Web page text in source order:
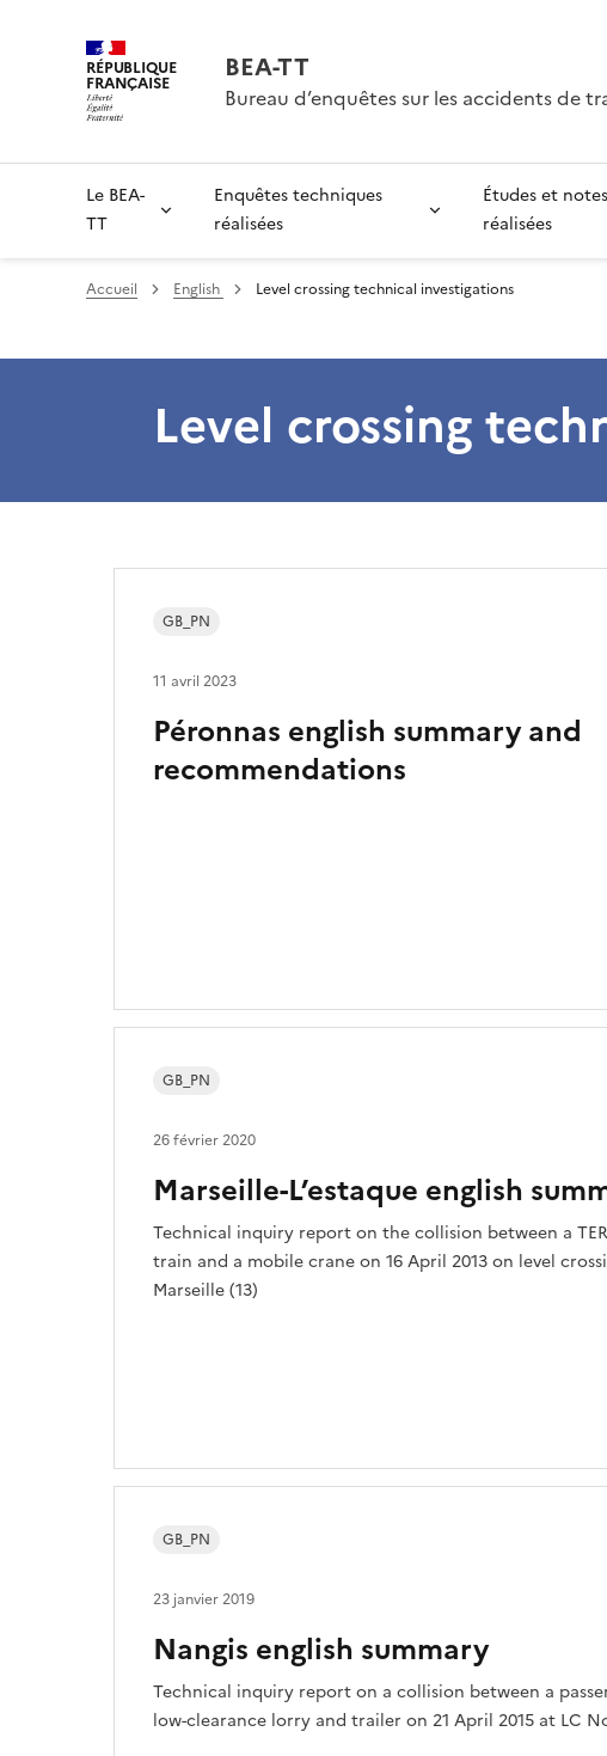
RÉPUBLIQUE
FRANÇAISE BEA-TT
Bureau d’enquêtes sur les accidents de
Le BEA-
TT
Enquêtes techniques
réalisées
Études et
réalisées
Accueil English Level crossing technical investigations
Level crossing
Péronnas english summary and
recommendations
GB_PN
11 avril 2023
Marseille-L’estaque english
Technical inquiry report on the collision between a
train and a mobile crane on 16 April 2013 on level
Marseille (13)
GB_PN
26 février 2020
Nangis english summary
Technical inquiry report on a collision between a
low-clearance lorry and trailer on 21 April 2015 at LC
GB_PN
23 janvier 2019